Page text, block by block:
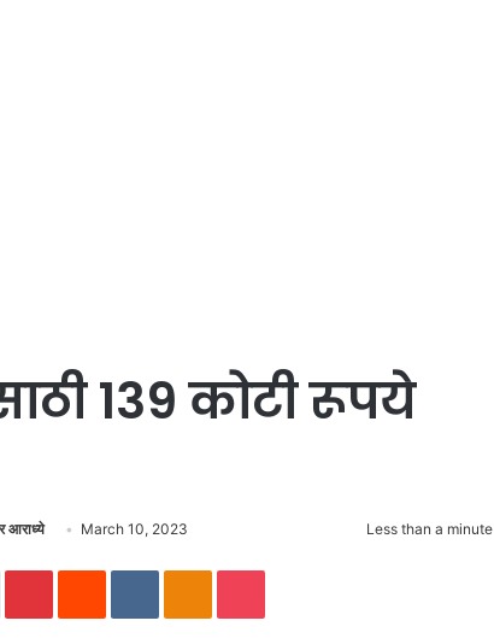
139 कोटी रूपये
आराध्येSend March 10, 2023 Less than a minute
TumblrPinterestReddit VKontakteOdnoklassniki
Pocket